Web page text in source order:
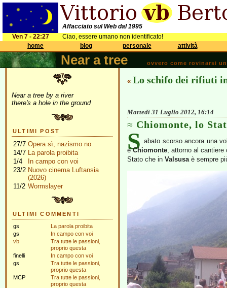
Affacciato sul Web dal 1995
Ven 7 - 22:27
Ciao, essere umano non identificato!
home
blog personale attività
Near a tree ovvero come rovinarsi
Near a tree by a river
there's a hole in the ground
ULTIMI POST
27/7 Opera sì, nazismo no
14/7 La parola proibita
1/4
In campo con voi
23/2 Nuovo cinema Luftansia
(2026)
11/2 Wormslayer
ULTIMI COMMENTI
gs
La parola proibita
gs
In campo con voi
vb
Tra tutte le passioni,
proprio questa
finelli
In campo con voi
gs
Tra tutte le passioni,
proprio questa
MCP
Tra tutte le passioni,
proprio questa
« Lo schifo dei rifiuti in
Martedì 31 Luglio 2012, 16:14
Chiomonte, lo
S abato scorso ancora una
eChiomonte, attorno al cantiere
Stato che in Valsusaè sempre